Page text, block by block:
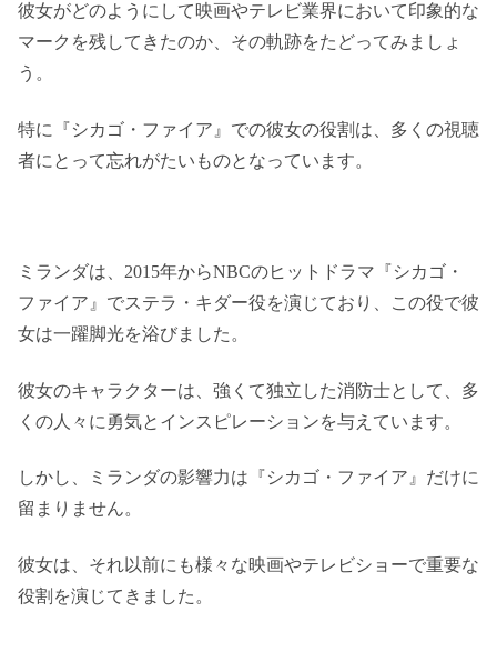
彼女がどのようにして映画やテレビ業界において印象的な
マークを残してきたのか、その軌跡をたどってみましょ
う。
特に『シカゴ・ファイア』での彼女の役割は、多くの視聴
者にとって忘れがたいものとなっています。
ミランダは、2015年からNBCのヒットドラマ『シカゴ・
ファイア』でステラ・キダー役を演じており、この役で彼
女は一躍脚光を浴びました。
彼女のキャラクターは、強くて独立した消防士として、多
くの人々に勇気とインスピレーションを与えています。
しかし、ミランダの影響力は『シカゴ・ファイア』だけに
留まりません。
彼女は、それ以前にも様々な映画やテレビショーで重要な
役割を演じてきました。